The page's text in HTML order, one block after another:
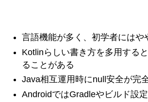
言語機能が多く、初学者にはや
Kotlinらしい書き方を多用する
ることがある
Java相互運用時にnull安全が完
AndroidではGradleやビルド設